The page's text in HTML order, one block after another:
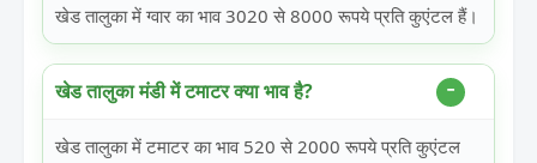
खेड तालुका में ग्वार का भाव 3020 से 8000 रूपये प्रति कुएंटल हैं।
खेड तालुका मंडी में टमाटर क्या भाव है?
खेड तालुका में टमाटर का भाव 520 से 2000 रूपये प्रति कुएंटल